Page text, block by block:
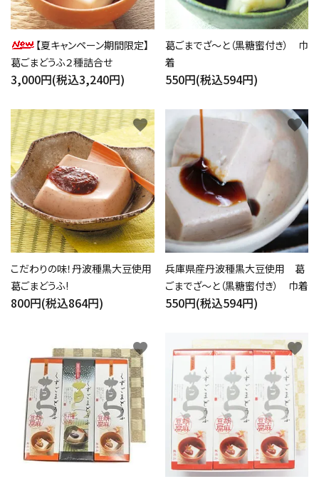
【夏キャンペーン期間限定】
葛ごまどうふ２種詰合せ
3,000円(税込3,240円)
葛ごまでざ～と（黒糖蜜付き） 巾
着
550円(税込594円)
こだわりの味！丹波種黒大豆使用
葛ごまどうふ!
800円(税込864円)
favorite
兵庫県産丹波種黒大豆使用 葛
ごまでざ～と（黒糖蜜付き） 巾着
550円(税込594円)
favorite
favorite favorite
キーワード
検索する
close